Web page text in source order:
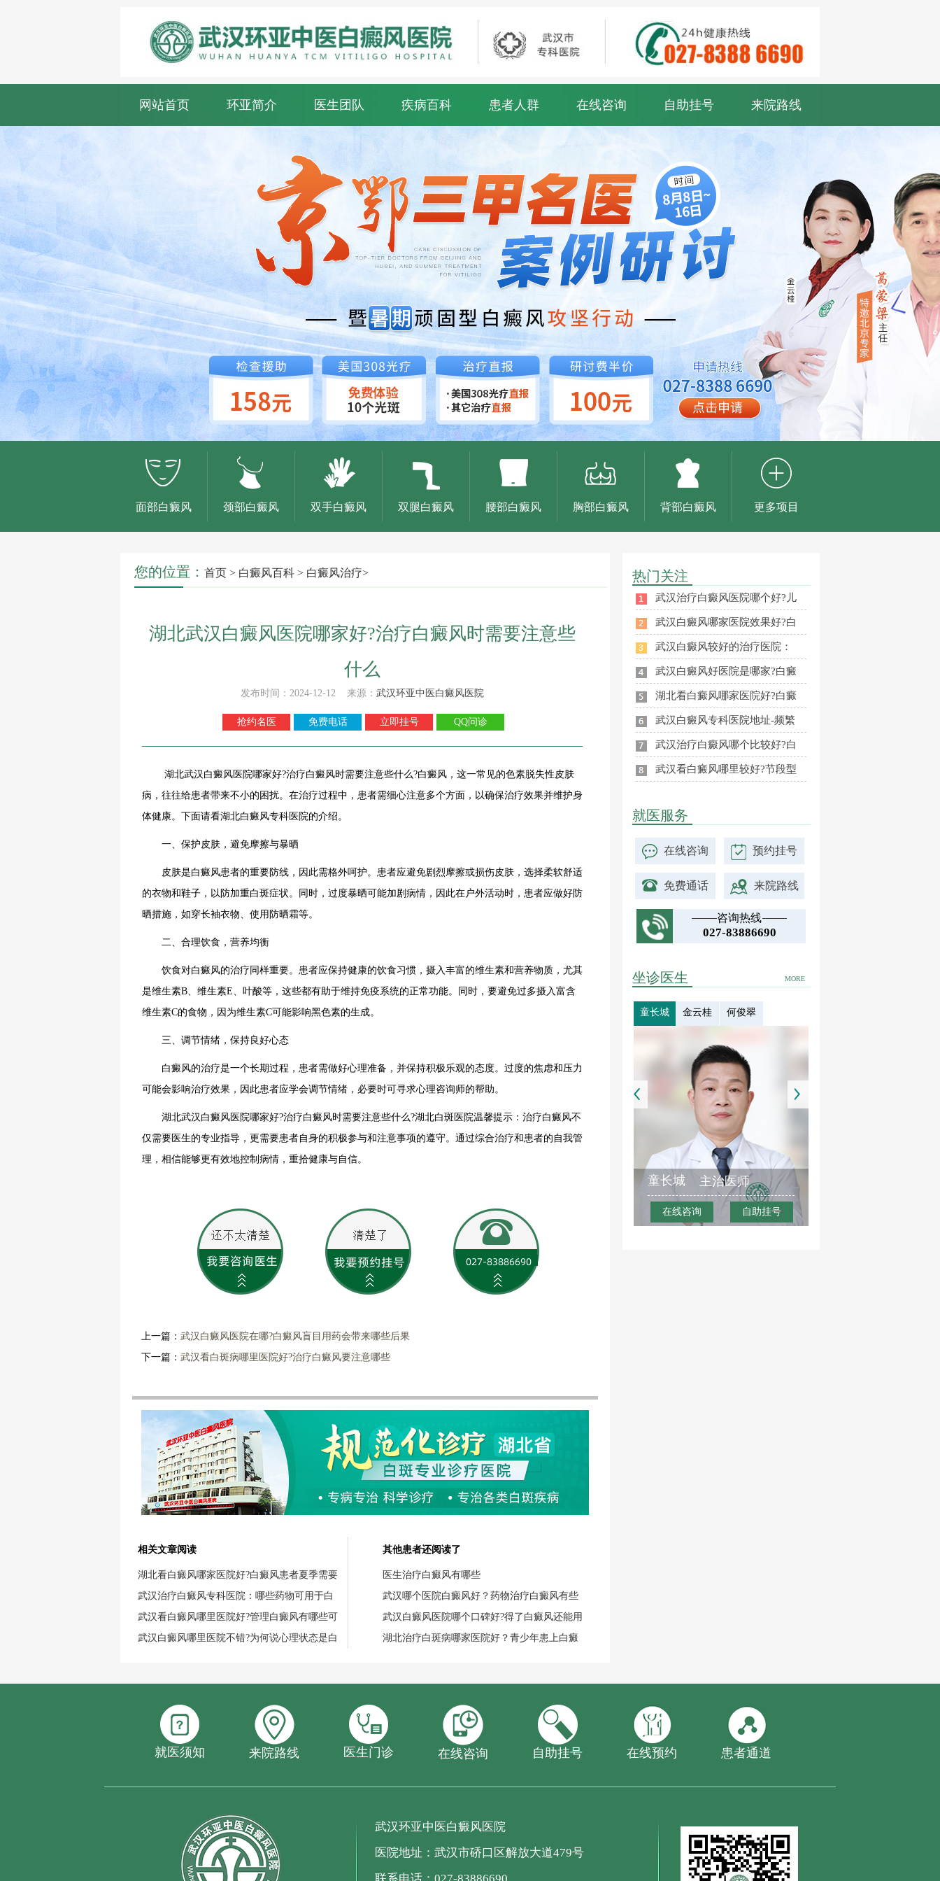
网站首页 环亚简介 医生团队 疾病百科 患者人群 在线咨询 自助挂号 来院路线
面部白癜风 颈部白癜风 双手白癜风 双腿白癜风 腰部白癜风 胸部白癜风 背部白癜风 更多项目
您的位置： 首页 > 白癜风百科 > 白癜风治疗>
湖北武汉白癜风医院哪家好?治疗白癜风时需要注意些
什么
发布时间：2024-12-12 来源： 武汉环亚中医白癜风医院
抢约名医 免费电话 立即挂号 QQ问诊
湖北武汉白癜风医院哪家好?治疗白癜风时需要注意些什么?白癜风，这一常见的色素脱失性皮肤
病，往往给患者带来不小的困扰。在治疗过程中，患者需细心注意多个方面，以确保治疗效果并维护身
体健康。下面请看湖北白癜风专科医院的介绍。
一、保护皮肤，避免摩擦与暴晒
皮肤是白癜风患者的重要防线，因此需格外呵护。患者应避免剧烈摩擦或损伤皮肤，选择柔软舒适
的衣物和鞋子，以防加重白斑症状。同时，过度暴晒可能加剧病情，因此在户外活动时，患者应做好防
晒措施，如穿长袖衣物、使用防晒霜等。
二、合理饮食，营养均衡
饮食对白癜风的治疗同样重要。患者应保持健康的饮食习惯，摄入丰富的维生素和营养物质，尤其
是维生素B、维生素E、叶酸等，这些都有助于维持免疫系统的正常功能。同时，要避免过多摄入富含
维生素C的食物，因为维生素C可能影响黑色素的生成。
三、调节情绪，保持良好心态
白癜风的治疗是一个长期过程，患者需做好心理准备，并保持积极乐观的态度。过度的焦虑和压力
可能会影响治疗效果，因此患者应学会调节情绪，必要时可寻求心理咨询师的帮助。
湖北武汉白癜风医院哪家好?治疗白癜风时需要注意些什么?湖北白斑医院温馨提示：治疗白癜风不
仅需要医生的专业指导，更需要患者自身的积极参与和注意事项的遵守。通过综合治疗和患者的自我管
理，相信能够更有效地控制病情，重拾健康与自信。
上一篇： 武汉白癜风医院在哪?白癜风盲目用药会带来哪些后果
下一篇： 武汉看白斑病哪里医院好?治疗白癜风要注意哪些
相关文章阅读
湖北看白癜风哪家医院好?白癜风患者夏季需要
武汉治疗白癜风专科医院：哪些药物可用于白
武汉看白癜风哪里医院好?管理白癜风有哪些可
武汉白癜风哪里医院不错?为何说心理状态是白
其他患者还阅读了
医生治疗白癜风有哪些
武汉哪个医院白癜风好？药物治疗白癜风有些
武汉白癜风医院哪个口碑好?得了白癜风还能用
湖北治疗白斑病哪家医院好？青少年患上白癜
热门关注
武汉治疗白癜风医院哪个好?儿
武汉白癜风哪家医院效果好?白
武汉白癜风较好的治疗医院：
武汉白癜风好医院是哪家?白癜
湖北看白癜风哪家医院好?白癜
武汉白癜风专科医院地址-频繁
武汉治疗白癜风哪个比较好?白
武汉看白癜风哪里较好?节段型
就医服务
在线咨询 预约挂号
免费通话 来院路线
咨询热线
027-83886690
MORE
坐诊医生
童长城 金云桂 何俊翠
童长城 主治医师
在线咨询 自助挂号
就医须知 来院路线 医生门诊 在线咨询 自助挂号 在线预约 患者通道
武汉环亚中医白癜风医院
医院地址：武汉市硚口区解放大道479号